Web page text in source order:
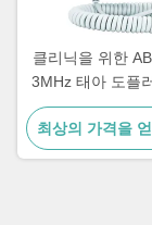
클리닉을 위한
3MHz 태아 도플
검출기
최상의 가격을